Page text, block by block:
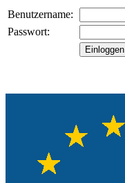
Benutzername:
Passwort:
Einloggen